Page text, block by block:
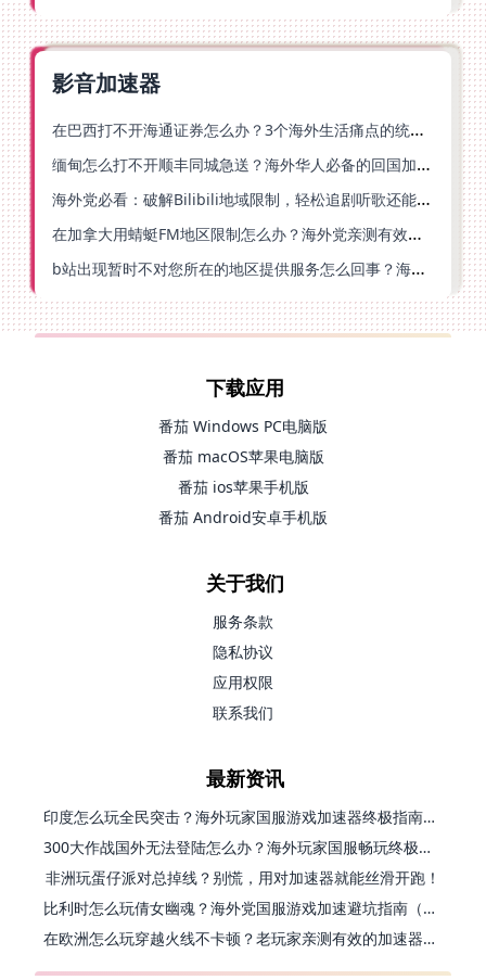
影音加速器
在巴西打不开海通证券怎么办？3个海外生活痛点的统一解决方案
缅甸怎么打不开顺丰同城急送？海外华人必备的回国加速指南（附B站会员游戏解决方案）
海外党必看：破解Bilibili地域限制，轻松追剧听歌还能流畅理财的实用指南
在加拿大用蜻蜓FM地区限制怎么办？海外党亲测有效的回国加速方案
b站出现暂时不对您所在的地区提供服务怎么回事？海外党亲测有效的回国加速方案
下载应用
番茄 Windows PC电脑版
番茄 macOS苹果电脑版
番茄 ios苹果手机版
番茄 Android安卓手机版
关于我们
服务条款
隐私协议
应用权限
联系我们
最新资讯
印度怎么玩全民突击？海外玩家国服游戏加速器终极指南（附原神延迟优化+精灵之境加速器选择）
300大作战国外无法登陆怎么办？海外玩家国服畅玩终极指南（附实测推荐）
非洲玩蛋仔派对总掉线？别慌，用对加速器就能丝滑开跑！
比利时怎么玩倩女幽魂？海外党国服游戏加速避坑指南（附实测推荐）
在欧洲怎么玩穿越火线不卡顿？老玩家亲测有效的加速器选择指南